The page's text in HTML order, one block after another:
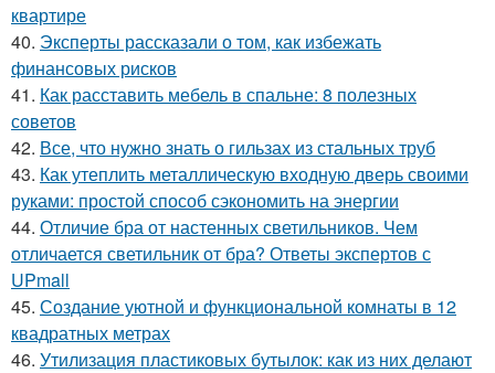
квартире
40. Эксперты рассказали о том, как избежать
финансовых рисков
41. Как расставить мебель в спальне: 8 полезных
советов
42. Все, что нужно знать о гильзах из стальных труб
43. Как утеплить металлическую входную дверь своими
руками: простой способ сэкономить на энергии
44. Отличие бра от настенных светильников. Чем
отличается светильник от бра? Ответы экспертов с
UPmall
45. Создание уютной и функциональной комнаты в 12
квадратных метрах
46. Утилизация пластиковых бутылок: как из них делают